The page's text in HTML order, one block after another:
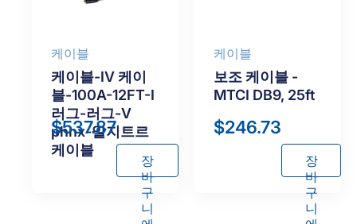
케이블
케이블-IV 케이
블-100A-12FT-I
러그-러그-V
phnx-알지트르
케이블
$537.87
장
바
구
니
케이블
보조 케이블 -
MTCI DB9, 25ft
$246.73
장
바
구
니